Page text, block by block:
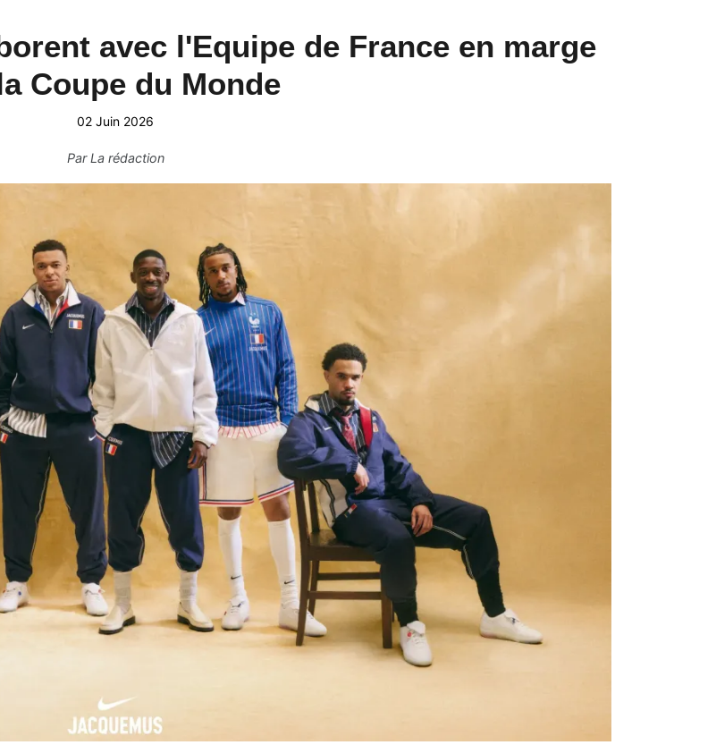
avec l'Equipe de France en marge
Coupe du Monde
02 Juin 2026
ParLa rédaction